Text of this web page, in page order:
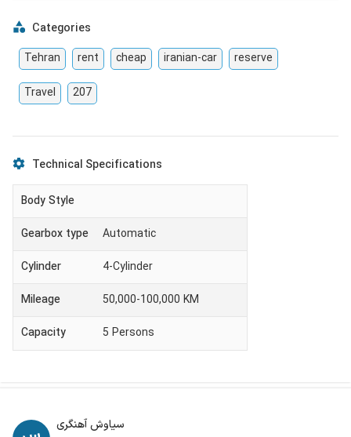
Categories
Tehran rent cheap iranian-car reserve
Travel 207
Technical Specifications
Body Style
Gearbox type
Automatic
Cylinder
4-Cylinder
Mileage
50,000-100,000 KM
Capacity
5 Persons
سیاوش آهنگری